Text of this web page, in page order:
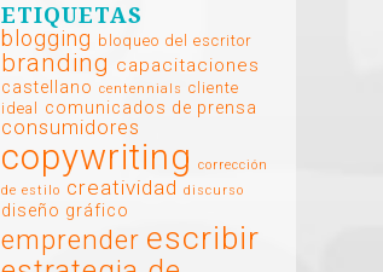
ETIQUETAS
blogging bloqueo del escritor
branding capacitaciones
castellano centennials cliente
ideal
comunicados de prensa
consumidores
copywriting
corrección
de estilo creatividad discurso
diseño gráfico
emprender escribir